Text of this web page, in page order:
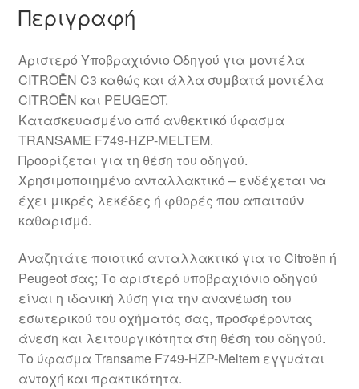
Περιγραφή
Αριστερό Υποβραχιόνιο Οδηγού για μοντέλα
CITROËN C3 καθώς και άλλα συμβατά μοντέλα
CITROËN και PEUGEOT.
Κατασκευασμένο από ανθεκτικό ύφασμα
TRANSAME F749-HZP-MELTEM.
Προορίζεται για τη θέση του οδηγού.
Χρησιμοποιημένο ανταλλακτικό – ενδέχεται να
έχει μικρές λεκέδες ή φθορές που απαιτούν
καθαρισμό.
Αναζητάτε ποιοτικό ανταλλακτικό για το Citroën ή
Peugeot σας; Το αριστερό υποβραχιόνιο οδηγού
είναι η ιδανική λύση για την ανανέωση του
εσωτερικού του οχήματός σας, προσφέροντας
άνεση και λειτουργικότητα στη θέση του οδηγού.
Το ύφασμα Transame F749-HZP-Meltem εγγυάται
αντοχή και πρακτικότητα.